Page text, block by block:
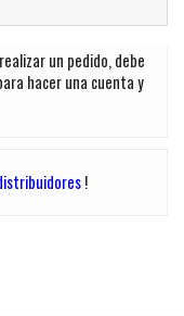
un pedido, debe
hacer una cuenta y
!